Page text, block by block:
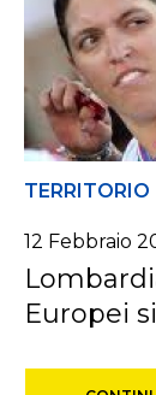
TERRITORIO
12 Febbraio
Europei